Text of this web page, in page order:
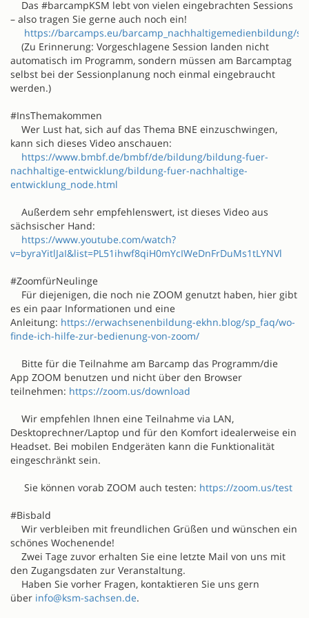
Das #barcampKSM lebt von vielen eingebrachten Sessions
– also tragen Sie gerne auch noch ein!
https://barcamps.eu/barcamp_nachhaltigemedienbildung/
(Zu Erinnerung: Vorgeschlagene Session landen nicht
automatisch im Programm, sondern müssen am Barcamptag
selbst bei der Sessionplanung noch einmal eingebraucht
werden.)
#InsThemakommen
Wer Lust hat, sich auf das Thema BNE einzuschwingen,
kann sich dieses Video anschauen:
https://www.bmbf.de/bmbf/de/bildung/bildung-fuer-
nachhaltige-entwicklung/bildung-fuer-nachhaltige-
entwicklung_node.html
Außerdem sehr empfehlenswert, ist dieses Video aus
sächsischer Hand:
https://www.youtube.com/watch?
v=byraYitlJaI&list=PL51ihwf8qiH0mYcIWeDnFrDuMs1tLYNVl
#ZoomfürNeulinge
Für diejenigen, die noch nie ZOOM genutzt haben, hier gibt
es ein paar Informationen und eine
Anleitung: https://erwachsenenbildung-ekhn.blog/sp_faq/wo-
finde-ich-hilfe-zur-bedienung-von-zoom/
Bitte für die Teilnahme am Barcamp das Programm/die
App ZOOM benutzen und nicht über den Browser
teilnehmen: https://zoom.us/download
Wir empfehlen Ihnen eine Teilnahme via LAN,
Desktoprechner/Laptop und für den Komfort idealerweise ein
Headset. Bei mobilen Endgeräten kann die Funktionalität
eingeschränkt sein.
Sie können vorab ZOOM auch testen: https://zoom.us/test
#Bisbald
Wir verbleiben mit freundlichen Grüßen und wünschen ein
schönes Wochenende!
Zwei Tage zuvor erhalten Sie eine letzte Mail von uns mit
den Zugangsdaten zur Veranstaltung.
Haben Sie vorher Fragen, kontaktieren Sie uns gern
über info@ksm-sachsen.de.